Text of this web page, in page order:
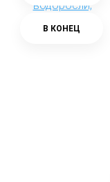
В КОНЕЦ